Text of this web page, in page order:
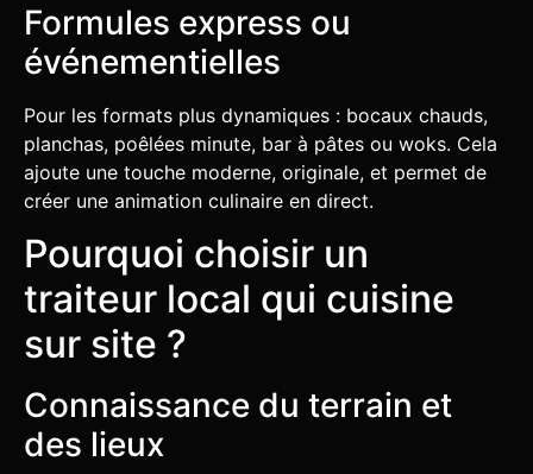
Formules express ou
événementielles
Pour les formats plus dynamiques : bocaux chauds,
planchas, poêlées minute, bar à pâtes ou woks. Cela
ajoute une touche moderne, originale, et permet de
créer une animation culinaire en direct.
Pourquoi choisir un
traiteur local qui cuisine
sur site ?
Connaissance du terrain et
des lieux